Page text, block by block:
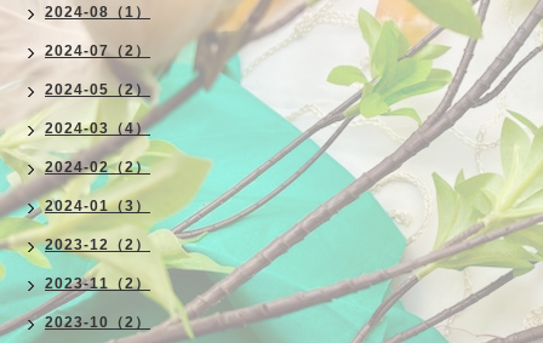
2024-08（1）
2024-07（2）
2024-05（2）
2024-03（4）
2024-02（2）
2024-01（3）
2023-12（2）
2023-11（2）
2023-10（2）